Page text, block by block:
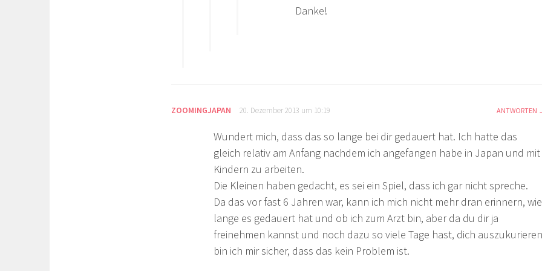
Danke!
ZOOMINGJAPAN 20. Dezember 2013 um 10:19 ANTWORTEN
Wundert mich, dass das so lange bei dir gedauert hat. Ich hatte das
gleich relativ am Anfang nachdem ich angefangen habe in Japan und mit
Kindern zu arbeiten.
Die Kleinen haben gedacht, es sei ein Spiel, dass ich gar nicht spreche.
Da das vor fast 6 Jahren war, kann ich mich nicht mehr dran erinnern, wie
lange es gedauert hat und ob ich zum Arzt bin, aber da du dir ja
freinehmen kannst und noch dazu so viele Tage hast, dich auszukurieren
bin ich mir sicher, dass das kein Problem ist.